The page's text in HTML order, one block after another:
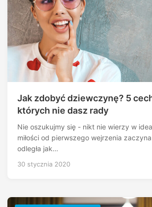
Jak zdobyć dziewczynę? 5
których nie dasz rady
Nie oszukujmy się - nikt nie wierzy w
miłości od pierwszego wejrzenia
odległa jak…
30 stycznia 2020